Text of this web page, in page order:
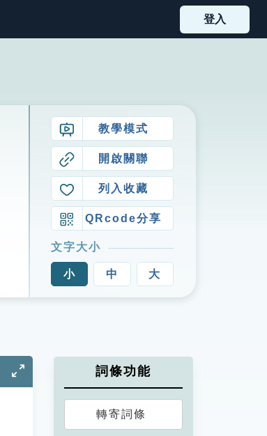
登入
教學模式
開啟關聯
列入收藏
QRcode分享
文字大小
小 中 大
詞條功能
轉寄詞條